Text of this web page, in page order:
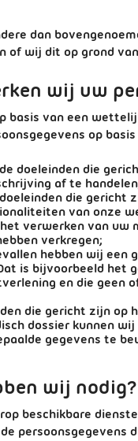
dan
wij dit op grond
wij uw
basis van een
op
doeleinden die
af te
die gericht
van onze
verwerken van uw
verkregen;
hebben wij een
is bijvoorbeeld het
en die geen
die gericht zijn op
dossier kunnen
gegevens te
wij nodig?
beschikbare
persoonsgegevens